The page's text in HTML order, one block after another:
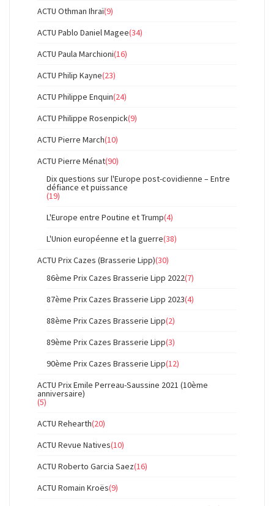
ACTU Othman Ihraï(9)
ACTU Pablo Daniel Magee(34)
ACTU Paula Marchioni(16)
ACTU Philip Kayne(23)
ACTU Philippe Enquin(24)
ACTU Philippe Rosenpick(9)
ACTU Pierre March(10)
ACTU Pierre Ménat(90)
Dix questions sur l'Europe post-covidienne – Entre
défiance et puissance
(19)
L'Europe entre Poutine et Trump(4)
L'Union européenne et la guerre(38)
ACTU Prix Cazes (Brasserie Lipp)(30)
86ème Prix Cazes Brasserie Lipp 2022(7)
87ème Prix Cazes Brasserie Lipp 2023(4)
88ème Prix Cazes Brasserie Lipp(2)
89ème Prix Cazes Brasserie Lipp(3)
90ème Prix Cazes Brasserie Lipp(12)
ACTU Prix Emile Perreau-Saussine 2021 (10ème
anniversaire)
(5)
ACTU Rehearth(20)
ACTU Revue Natives(10)
ACTU Roberto Garcia Saez(16)
ACTU Romain Kroës(9)